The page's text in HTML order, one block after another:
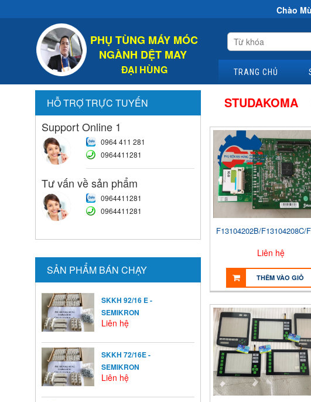
Chào Mừng Đến
PHỤ TÙNG MÁY MÓC
NGÀNH DỆT MAY
ĐẠI HÙNG TRANG CHỦ
HỖ TRỢ TRỰC TUYẾN
Support Online 1
0964 411 281
0964411281
Tư vấn về sản phẩm
0964411281
0964411281
SẢN PHẨM BÁN CHẠY
SKKH 92/16 E -
SEMIKRON
Liên hệ
SKKH 72/16E -
SEMIKRON
Liên hệ
STUDAKOMA
F13104202B/F13104208C/
Liên hệ
THÊM VÀO GIỎ